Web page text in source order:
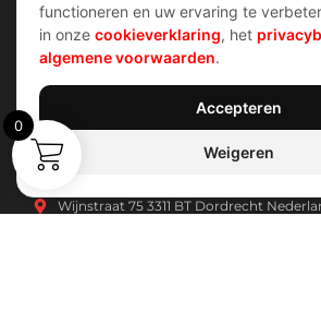
Snel menu
Home
Over ons
Account
Wijnstraat 75 3311 BT Dordrecht
functioneren en uw ervaring te
in onze cookieverklaring, het
algemene voorwaarden.
Accepteren
Weigeren
0